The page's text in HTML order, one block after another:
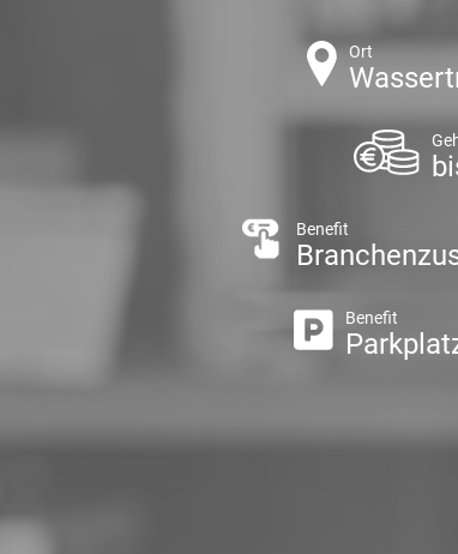
Ort
Benefit
Benefit